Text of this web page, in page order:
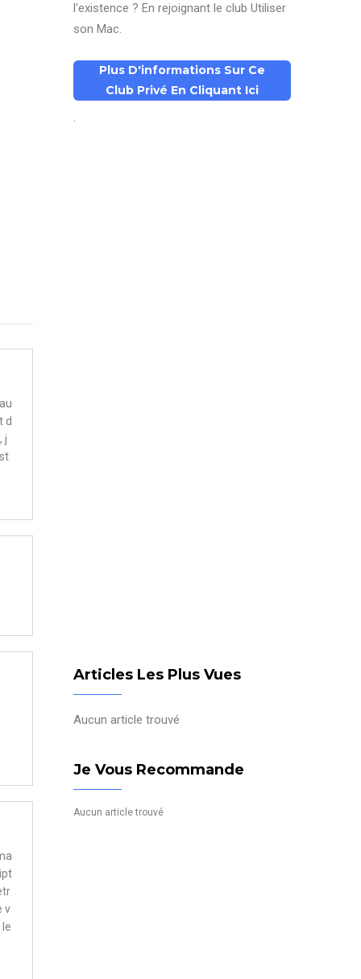
d
j
v
l'existence ? En rejoignant le club Utiliser
son Mac.
Plus D'informations Sur Ce
Club Privé En Cliquant Ici
.
Articles Les Plus Vues
Aucun article trouvé
Je Vous Recommande
Aucun article trouvé